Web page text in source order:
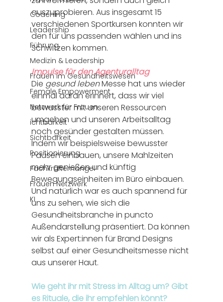
Coaching
Leadership
Führung
Medizin & Leadership
Frauen im Gesundheitswesen
Female Empowerment
Netzwerk für Frauen
ichtbarkeit
Sichtbarkeit
Positionierung
Fachkräftemangel
Frauen Netzwerk
KI
auszuprobieren. Aus insgesamt 15
verschiedenen Sportkursen konnten wir
den für uns passenden wählen und ins
Schwitzen kommen.
Impulse für den Agenturalltag
Die gesund leben Messe hat uns wieder
einmal daran erinnert, dass wir viel
bewusster mit unseren Ressourcen
umgehen und unseren Arbeitsalltag
noch gesünder gestalten müssen.
Indem wir beispielsweise bewusster
Pausen einbauen, unsere Mahlzeiten
mehr genießen und künftig
Bewegungseinheiten im Büro einbauen.
Und natürlich war es auch spannend für
uns zu sehen, wie sich die
Gesundheitsbranche in puncto
Außendarstellung präsentiert. Da können
wir als Expert:innen für Brand Designs
selbst auf einer Gesundheitsmesse nicht
aus unserer Haut.
Wie geht ihr mit Stress im Alltag um? Gibt
es Rituale, die ihr empfehlen könnt?